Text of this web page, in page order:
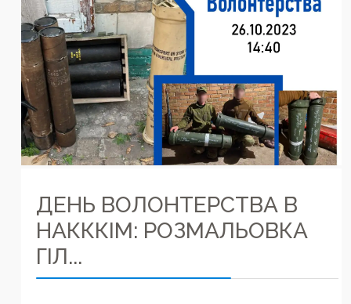
ДЕНЬ ВОЛОНТЕРСТВА В
НАКККІМ: РОЗМАЛЬОВКА
ГІЛ...